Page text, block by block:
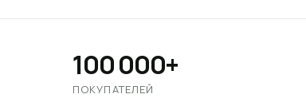
100 000+
ПОКУПАТЕЛЕЙ